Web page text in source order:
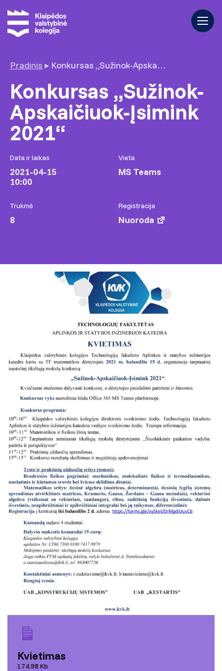
Pradinis ▸ Konkursas „Sužinok-Apskaičiuok-Įsimink 2021“
Konkursas „Sužinok-
Apskaičiuok-Įsimink
2021“
Data ir laikas
2021-04-15
10:00
Vieta
MS Teams
Trukmė
8
Registracija
Nuoroda
Kvietimas
174.98 Kb